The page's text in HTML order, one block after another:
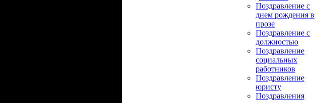
Поздравление с
днем рождения в
прозе
Поздравление с
должностью
Поздравление
социальных
работников
Поздравление
юристу
Поздравления